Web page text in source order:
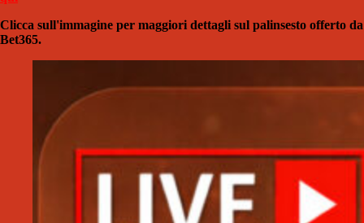
Clicca sull'immagine per maggiori dettagli sul palinsesto offerto da
Bet365.